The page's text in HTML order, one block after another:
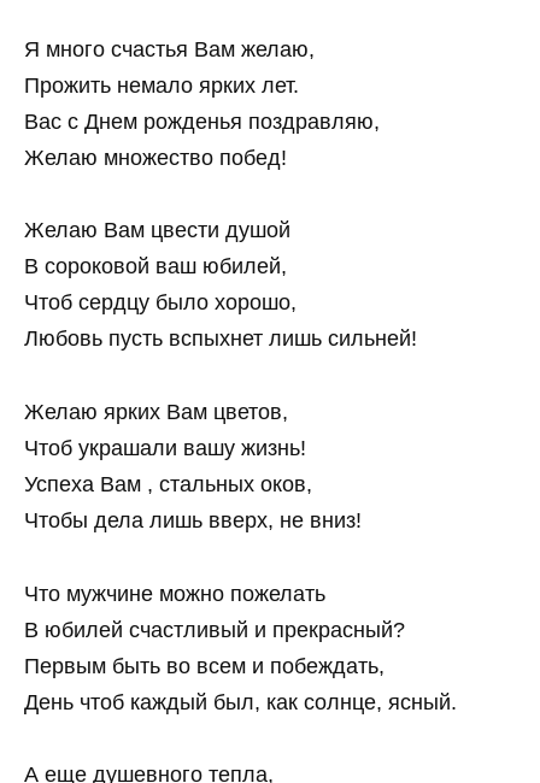
Я много счастья Вам желаю,
Прожить немало ярких лет.
Вас с Днем рожденья поздравляю,
Желаю множество побед!
Желаю Вам цвести душой
В сороковой ваш юбилей,
Чтоб сердцу было хорошо,
Любовь пусть вспыхнет лишь сильней!
Желаю ярких Вам цветов,
Чтоб украшали вашу жизнь!
Успеха Вам , стальных оков,
Чтобы дела лишь вверх, не вниз!
Что мужчине можно пожелать
В юбилей счастливый и прекрасный?
Первым быть во всем и побеждать,
День чтоб каждый был, как солнце, ясный.
А еще душевного тепла,